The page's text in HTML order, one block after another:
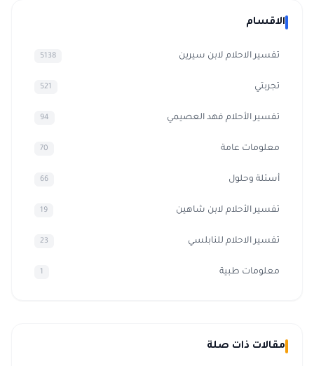
الاقسام
تفسير الاحلام لابن سيرين 5138
تجربتي 521
تفسير الأحلام فهد العصيمي 94
معلومات عامة 70
أسئلة وحلول 66
تفسير الأحلام لابن شاهين 19
تفسير الاحلام للنابلسي 23
معلومات طبية 1
مقالات ذات صلة